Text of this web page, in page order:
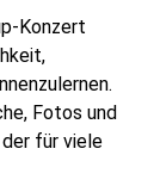
Konzert
Fotos und
für viele